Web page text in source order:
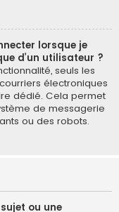
lorsque je
d’un utilisateur ?
seuls les
électroniques
dédié. Cela permet
de messagerie
ou des robots.
ou une